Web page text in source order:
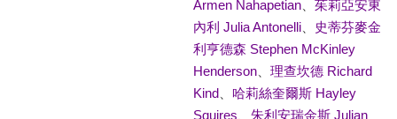
Armen Nahapetian、 茱莉亞安東
內利 Julia Antonelli、
史蒂芬麥金
利亨德森 Stephen McKinley
Henderson、 理查坎德 Richard
Kind、 哈莉絲奎爾斯 Hayley
Squires
朱利安瑞金斯 Julian